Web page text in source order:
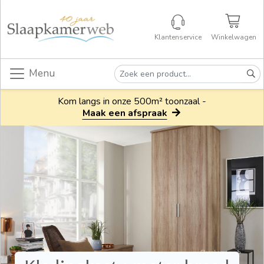
Klantenservice Winkelwagen
Menu
Kom langs in onze 500m² toonzaal -
Maak een afspraak